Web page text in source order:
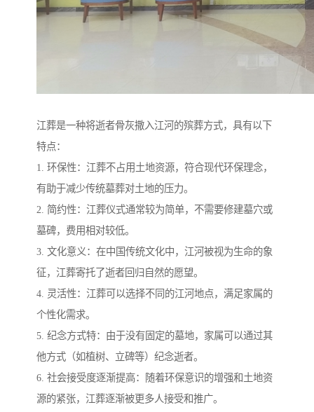
江葬是一种将逝者骨灰撒入江河的殡葬方式，具有以下
特点：
1. 环保性：江葬不占用土地资源，符合现代环保理念，
有助于减少传统墓葬对土地的压力。
2. 简约性：江葬仪式通常较为简单，不需要修建墓穴或
墓碑，费用相对较低。
3. 文化意义：在中国传统文化中，江河被视为生命的象
征，江葬寄托了逝者回归自然的愿望。
4. 灵活性：江葬可以选择不同的江河地点，满足家属的
个性化需求。
5. 纪念方式特：由于没有固定的墓地，家属可以通过其
他方式（如植树、立碑等）纪念逝者。
6. 社会接受度逐渐提高：随着环保意识的增强和土地资
源的紧张，江葬逐渐被更多人接受和推广。